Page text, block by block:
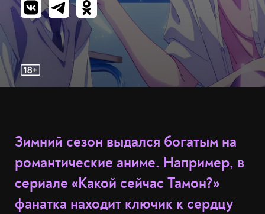
Зимний сезон выдался богатым на
романтические аниме. Например, в
сериале «Какой сейчас Тамон?»
фанатка находит ключик к сердцу